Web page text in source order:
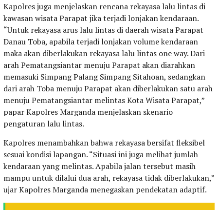
Kapolres juga menjelaskan rencana rekayasa lalu lintas di
kawasan wisata Parapat jika terjadi lonjakan kendaraan.
“Untuk rekayasa arus lalu lintas di daerah wisata Parapat
Danau Toba, apabila terjadi lonjakan volume kendaraan
maka akan diberlakukan rekayasa lalu lintas one way. Dari
arah Pematangsiantar menuju Parapat akan diarahkan
memasuki Simpang Palang Simpang Sitahoan, sedangkan
dari arah Toba menuju Parapat akan diberlakukan satu arah
menuju Pematangsiantar melintas Kota Wisata Parapat,”
papar Kapolres Marganda menjelaskan skenario
pengaturan lalu lintas.
Kapolres menambahkan bahwa rekayasa bersifat fleksibel
sesuai kondisi lapangan. “Situasi ini juga melihat jumlah
kendaraan yang melintas. Apabila jalan tersebut masih
mampu untuk dilalui dua arah, rekayasa tidak diberlakukan,”
ujar Kapolres Marganda menegaskan pendekatan adaptif.